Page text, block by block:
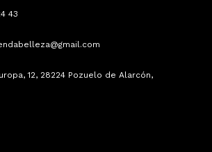
43
12, 28224 Pozuelo de Alarcón,